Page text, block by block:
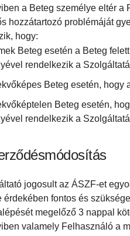
a Beteg személye eltér a
hozzátartozó problémáját
hogy:
Beteg esetén a Beteg
rendelkezik a
Beteg esetén, hogy
Beteg esetén,
rendelkezik a
jogosult az ÁSZF-et
érdekében fontos és
megelőző 3 nappal
valamely Felhasználó a